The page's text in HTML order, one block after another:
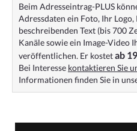
Beim Adresseintrag-PLUS
Adressdaten ein Foto, Ihr
beschreibenden Text (bis 700
Kanäle sowie ein Image-Video
veröffentlichen. Er kostetab
Bei Interesse kontaktieren Sie
Informationen finden Sie in